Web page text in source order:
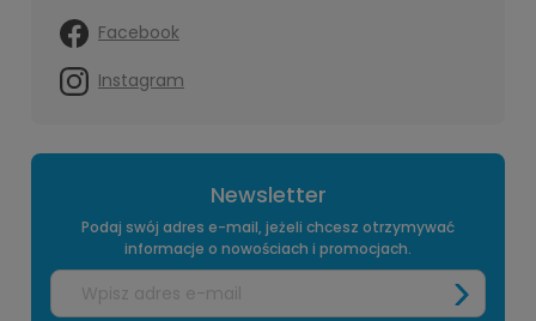
Facebook
Instagram
Newsletter
Podaj swój adres e-mail, jeżeli chcesz otrzymywać
informacje o nowościach i promocjach.